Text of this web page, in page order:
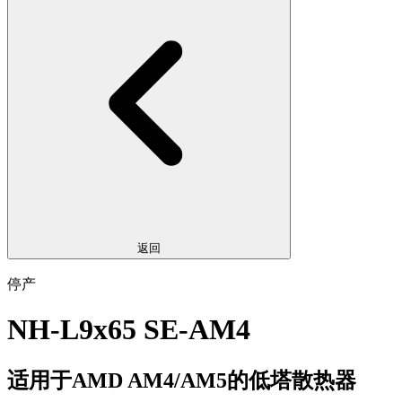
返回
停产
NH-L9x65 SE-AM4
适用于AMD AM4/AM5的低塔散热器